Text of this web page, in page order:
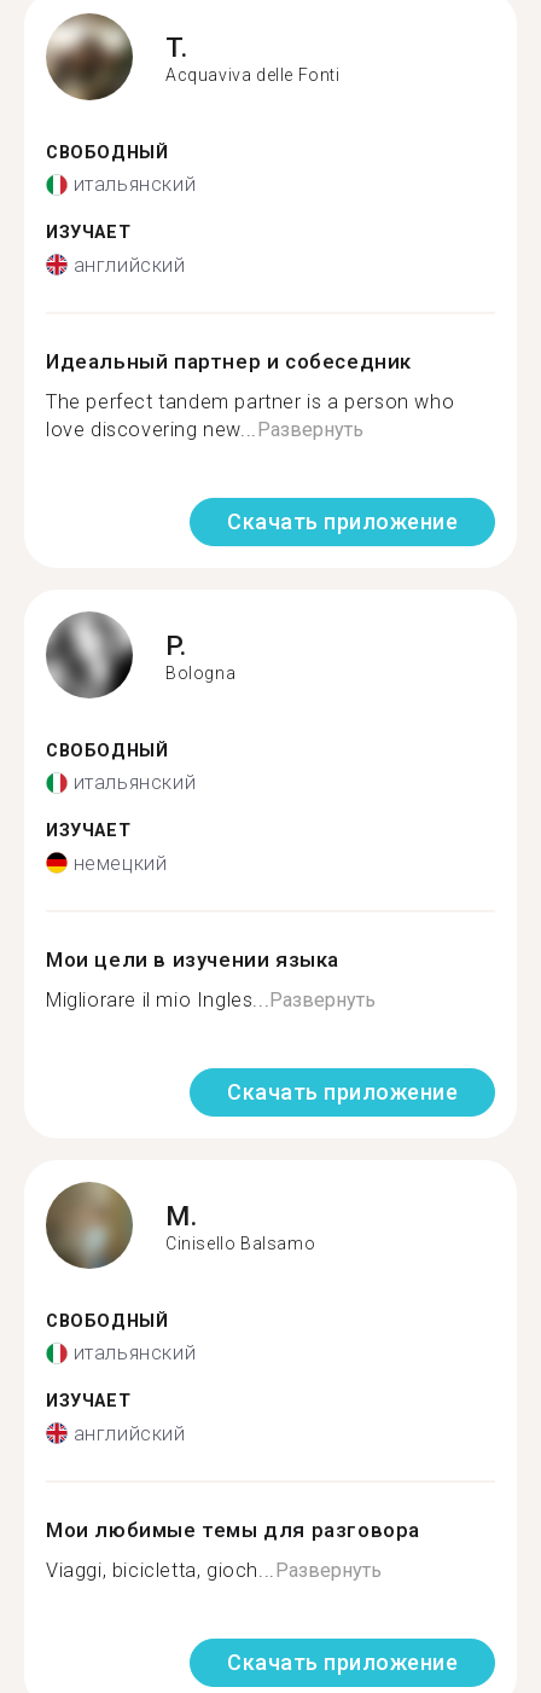
T.
Acquaviva delle Fonti
СВОБОДНЫЙ
итальянский
ИЗУЧАЕТ
английский
Идеальный партнер и собеседник
The perfect tandem partner is a person who
love discovering new... Развернуть
Скачать приложение
P.
Bologna
СВОБОДНЫЙ
итальянский
ИЗУЧАЕТ
немецкий
Мои цели в изучении языка
Migliorare il mio Ingles... Развернуть
Скачать приложение
M.
Cinisello Balsamo
СВОБОДНЫЙ
итальянский
ИЗУЧАЕТ
английский
Мои любимые темы для разговора
Viaggi, bicicletta, gioch... Развернуть
Скачать приложение